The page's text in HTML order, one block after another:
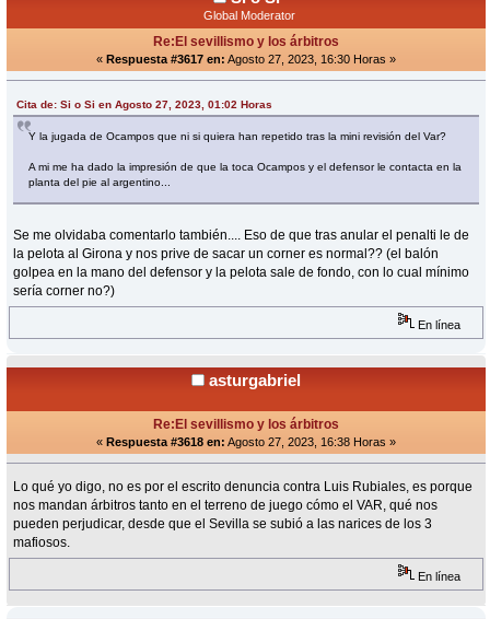
Global Moderator
Re:El sevillismo y los árbitros
« Respuesta #3617 en: Agosto 27, 2023, 16:30 Horas »
Cita de: Si o Si en Agosto 27, 2023, 01:02 Horas
Y la jugada de Ocampos que ni si quiera han repetido tras la mini revisión del Var?
A mi me ha dado la impresión de que la toca Ocampos y el defensor le contacta en la
planta del pie al argentino...
Se me olvidaba comentarlo también.... Eso de que tras anular el penalti le de
la pelota al Girona y nos prive de sacar un corner es normal?? (el balón
golpea en la mano del defensor y la pelota sale de fondo, con lo cual mínimo
sería corner no?)
En línea
asturgabriel
Re:El sevillismo y los árbitros
« Respuesta #3618 en: Agosto 27, 2023, 16:38 Horas »
Lo qué yo digo, no es por el escrito denuncia contra Luis Rubiales, es porque
nos mandan árbitros tanto en el terreno de juego cómo el VAR, qué nos
pueden perjudicar, desde que el Sevilla se subió a las narices de los 3
mafiosos.
En línea